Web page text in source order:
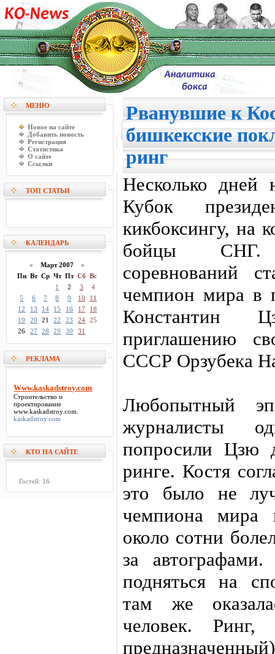
МЕНЮ
Новое на сайте
Добавить новость
Регистрация
Статистика
О сайте
Ссылки
ТОП СТАТЬИ
КАЛЕНДАРЬ
« Март 2007 »
Пн Вт Ср Чт Пт Сб Вс
1
2 3
4
5
6 7 8 9 10
11
12
13 14 15 16 17
18
19
20 21 22 23 24 25
26
27 28 29 30 31
РЕКЛАМА
Www.kaskadstroy.com
Строительство и
проектирование
www.kaskadstroy.com
kaskadstroy.com
КТО НА САЙТЕ
Гостей: 16
Рванувшие к
бишкекские
ринг
Несколько дней
Кубок
кикбоксингу, на
бойцы СНГ.
соревнований
чемпион мира в
Константин
приглашению
СССР Орзубека
Любопытный
журналисты
попросили Цзю
ринге. Костя
это было не
чемпиона мира
около сотни
за
подняться на
там же
человек.